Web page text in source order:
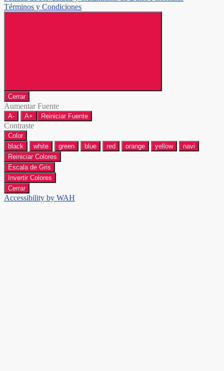
Términos y Condiciones
Cerrar
Aumentar Fuente
A- A+ Reiniciar Fuente
Contraste
Color
black
white green blue red orange yellow
navi
Reiniciar Colores
Escala de Gris
Invertir Colores
Cerrar
Accessibility by WAH